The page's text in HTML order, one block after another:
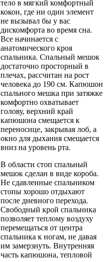
тело в мягкий комфортный
кокон, где ни один элемент
не вызывал бы у вас
дискомфорта во время сна.
Все начинается с
анатомического кроя
спальника. Спальный мешок
достаточно просторный в
плечах, рассчитан на рост
человека до 190 см. Капюшон
спального мешка при затяжке
комфортно охватывает
голову, верхний край
капюшона смещается к
переносице, закрывая лоб, а
окно для дыхания смещается
вниз на уровень рта.
В области стоп спальный
мешок сделан в виде короба.
Не сдавленные спальником
стопы хорошо отдыхают
после дневного перехода.
Свободный крой спальника
позволяет теплому воздуху
перемещаться от центра
спальника к ногам, не давая
им замерзнуть. Внутренняя
часть капюшона, тепловой